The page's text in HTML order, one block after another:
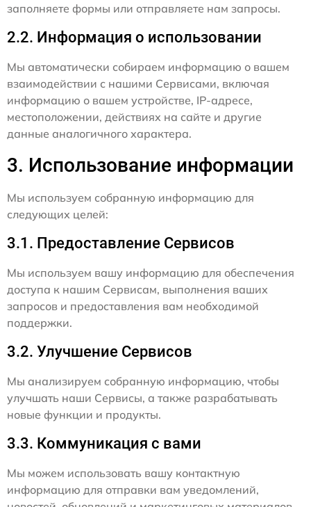
заполняете формы или отправляете нам запросы.
2.2. Информация о использовании
Мы автоматически собираем информацию о вашем
взаимодействии с нашими Сервисами, включая
информацию о вашем устройстве, IP-адресе,
местоположении, действиях на сайте и другие
данные аналогичного характера.
3. Использование информации
Мы используем собранную информацию для
следующих целей:
3.1. Предоставление Сервисов
Мы используем вашу информацию для обеспечения
доступа к нашим Сервисам, выполнения ваших
запросов и предоставления вам необходимой
поддержки.
3.2. Улучшение Сервисов
Мы анализируем собранную информацию, чтобы
улучшать наши Сервисы, а также разрабатывать
новые функции и продукты.
3.3. Коммуникация с вами
Мы можем использовать вашу контактную
информацию для отправки вам уведомлений,